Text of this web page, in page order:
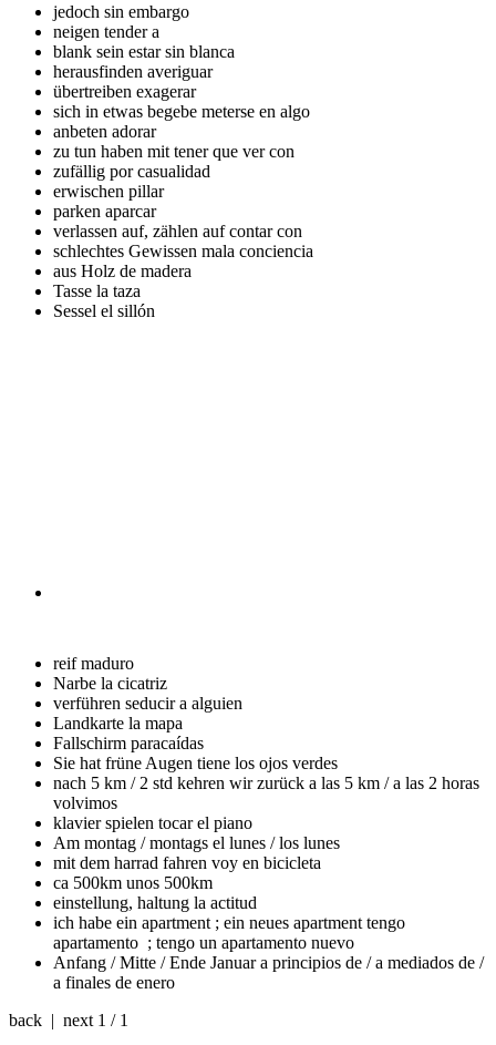
jedoch sin embargo
neigen tender a
blank sein estar sin blanca
herausfinden averiguar
übertreiben exagerar
sich in etwas begebe meterse en algo
anbeten adorar
zu tun haben mit tener que ver con
zufällig por casualidad
erwischen pillar
parken aparcar
verlassen auf, zählen aufcontar con
schlechtes Gewissen mala conciencia
aus Holz de madera
Tasse la taza
Sessel el sillón
reifmaduro
Narbe la cicatriz
verführen seducir a alguien
Landkarte la mapa
Fallschirm paracaídas
Sie hat früne Augen tiene los ojos verdes
nach 5 km / 2 std kehren wir zurück a las 5 km / a las 2 horas
volvimos
klavier spielen tocar el piano
Am montag / montags el lunes / los lunes
mit dem harrad fahren voy en bicicleta
ca 500km unos 500km
einstellung, haltung la actitud
ich habe ein apartment ; ein neues apartment tengo
apartamento ; tengo un apartamento nuevo
Anfang / Mitte / Ende Januara principios de / a mediados de /
a finales de enero
back | next 1 / 1